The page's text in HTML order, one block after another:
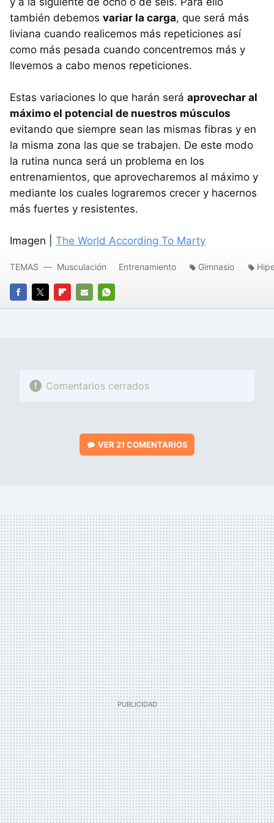
también debemos variar la carga, que será más
liviana cuando realicemos más repeticiones así
como más pesada cuando concentremos más y
llevemos a cabo menos repeticiones.
Estas variaciones lo que harán será aprovechar al
máximo el potencial de nuestros músculos
evitando que siempre sean las mismas fibras y en
la misma zona las que se trabajen. De este modo
la rutina nunca será un problema en los
entrenamientos, que aprovecharemos al máximo y
mediante los cuales lograremos crecer y hacernos
más fuertes y resistentes.
Imagen | The World According To Marty
FACEBOOK
TWITTERFLIPBOARD
E-
WHATSAPP
TEMAS Musculación Entrenamiento Gimnasio
Comentarios cerrados
VER21 COMENTARIOS